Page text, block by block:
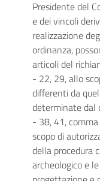
Presidente del
e dei vincoli
realizzazione
ordinanza,
articoli del
- 22, 29, allo
differenti da
determinate dal
- 38, 41,
scopo di
della procedura
archeologico e